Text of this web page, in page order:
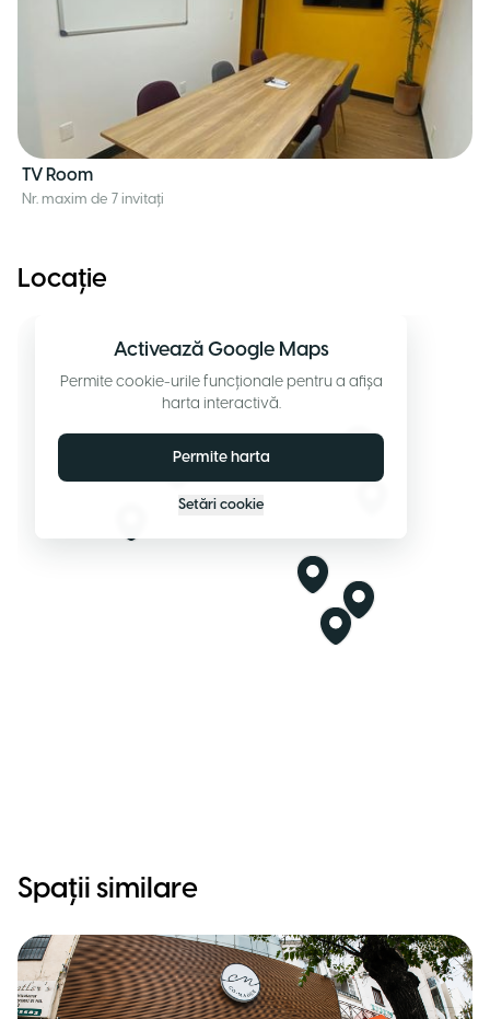
TV Room
Nr. maxim de 7 invitați
Locație
Activează Google Maps
Permite cookie-urile funcționale pentru a afișa
harta interactivă.
Permite harta
Setări cookie
Spații similare